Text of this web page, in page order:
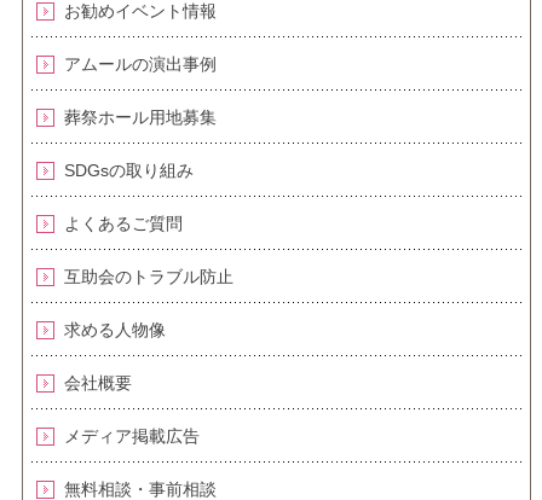
お勧めイベント情報
アムールの演出事例
葬祭ホール用地募集
SDGsの取り組み
よくあるご質問
互助会のトラブル防止
求める人物像
会社概要
メディア掲載広告
無料相談・事前相談